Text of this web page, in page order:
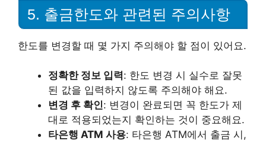
5. 출금한도와 관련된 주의사항
한도를 변경할 때 몇 가지 주의해야 할 점이 있어요.
정확한 정보 입력: 한도 변경 시 실수로 잘못
된 값을 입력하지 않도록 주의해야 해요.
변경 후 확인: 변경이 완료되면 꼭 한도가 제
대로 적용되었는지 확인하는 것이 중요해요.
타은행 ATM 사용: 타은행 ATM에서 출금 시,